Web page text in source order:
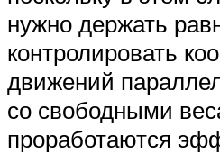
нужно держать
контролировать
движений
со свободными
проработаются